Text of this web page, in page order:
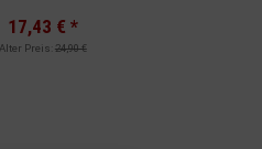
17,43 € *
Preis: 24,90 €